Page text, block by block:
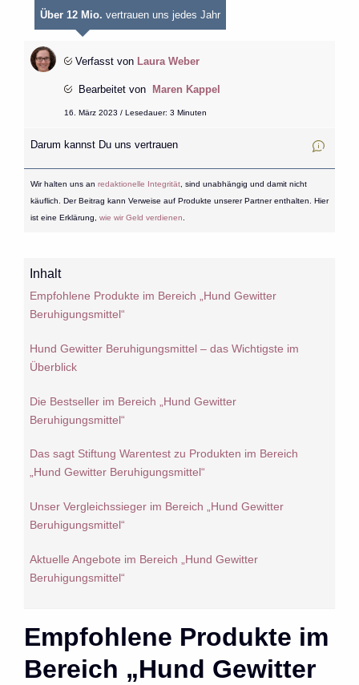
Über 12 Mio. vertrauen uns jedes Jahr
Verfasst von Laura Weber
Bearbeitet von Maren Kappel
16. März 2023 / Lesedauer: 3 Minuten
Darum kannst Du uns vertrauen
Wir halten uns an redaktionelle Integrität, sind unabhängig und damit nicht
käuflich. Der Beitrag kann Verweise auf Produkte unserer Partner enthalten. Hier
ist eine Erklärung, wie wir Geld verdienen
Inhalt
Empfohlene Produkte im Bereich „Hund Gewitter
Beruhigungsmittel“
Hund Gewitter Beruhigungsmittel – das Wichtigste im
Überblick
Die Bestseller im Bereich „Hund Gewitter
Beruhigungsmittel“
Das sagt Stiftung Warentest zu Produkten im Bereich
„Hund Gewitter Beruhigungsmittel“
Unser Vergleichssieger im Bereich „Hund Gewitter
Beruhigungsmittel“
Aktuelle Angebote im Bereich „Hund Gewitter
Beruhigungsmittel“
Empfohlene Produkte im
Bereich „Hund Gewitter